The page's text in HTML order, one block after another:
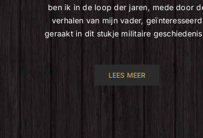
ben ik in de loop der jaren, mede door
verhalen van mijn vader, geïnteresseerd
geraakt in dit stukje militaire
LEES MEER